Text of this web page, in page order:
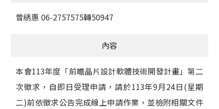
曾綉惠 06-2757575轉50947
內容
本會113年度「前瞻晶片設計軟體技術開發計畫」第二
次徵求，自即日受理申請，請於113年9月24日(星期
二)前依徵求公告完成線上申請作業，並檢附相關文件